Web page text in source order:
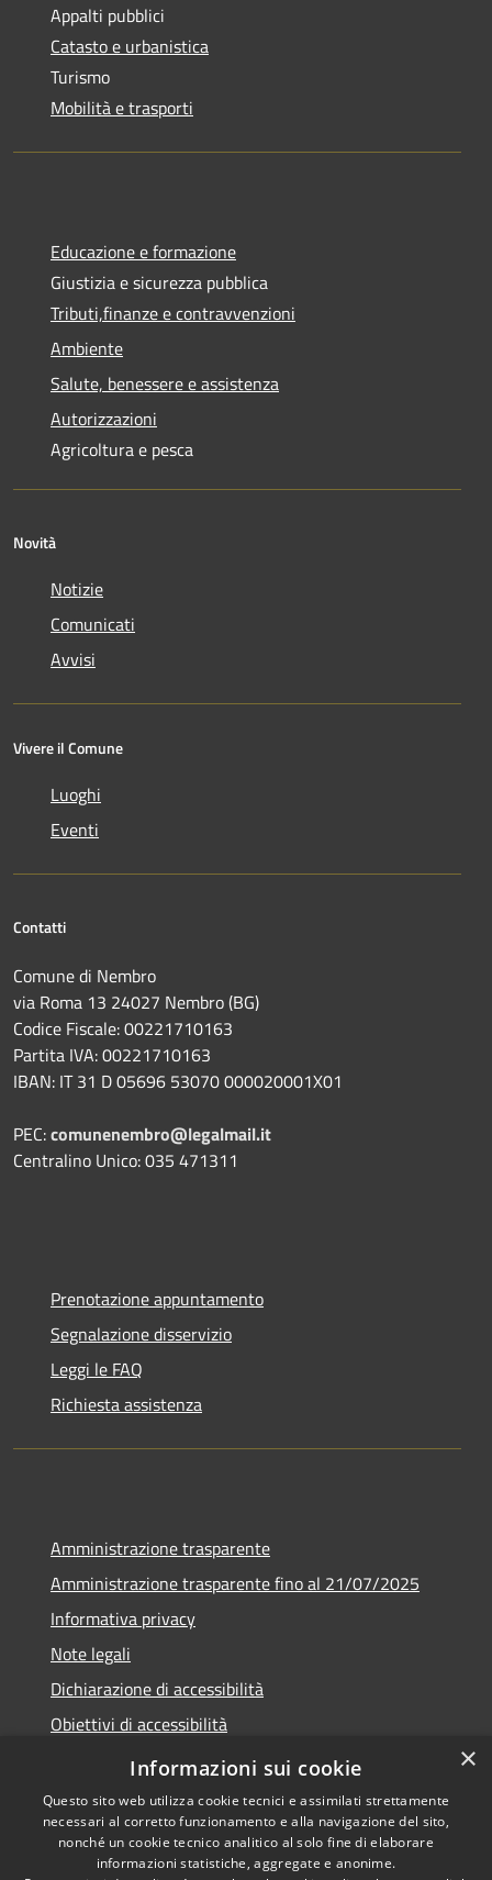
Appalti pubblici
Catasto e urbanistica
Turismo
Mobilità e trasporti
Educazione e formazione
Giustizia e sicurezza pubblica
Tributi,finanze e contravvenzioni
Ambiente
Salute, benessere e assistenza
Autorizzazioni
Agricoltura e pesca
Novità
Notizie
Comunicati
Avvisi
Vivere il Comune
Luoghi
Eventi
Contatti
Comune di Nembro
via Roma 13 24027 Nembro (BG)
Codice Fiscale: 00221710163
Partita IVA: 00221710163
IBAN: IT 31 D 05696 53070 000020001X01
PEC:comunenembro@legalmail.it
Centralino Unico: 035 471311
Prenotazione appuntamento
Segnalazione disservizio
Leggi le FAQ
Richiesta assistenza
Amministrazione trasparente
Amministrazione trasparente fino al 21/07/2025
Informativa privacy
Note legali
Dichiarazione di accessibilità
Obiettivi di accessibilità
Piano di miglioramento
Copyright © 2026 • Comune di
×
Informazioni sui cookie
Questo sito web utilizza cookie tecnici e assimilati strettamente
necessari al corretto funzionamento e alla navigazione del sito,
nonché un cookie tecnico analitico al solo fine di elaborare
informazioni statistiche, aggregate e anonime.